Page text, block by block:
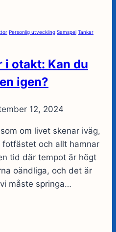
Personlig utveckling Samspel Tankar
i otakt: Kan du
igen?
12, 2024
om livet skenar iväg,
fotfästet och allt hamnar
tid där tempot är högt
oändliga, och det är
måste springa…